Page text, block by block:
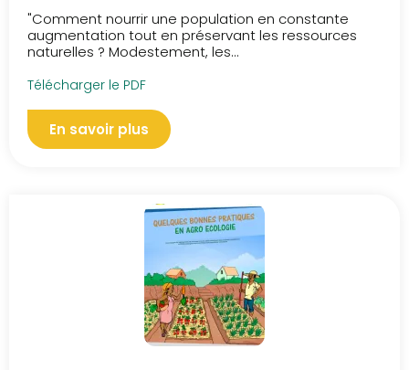
"Comment nourrir une population en constante
augmentation tout en préservant les ressources
naturelles ? Modestement, les...
Télécharger le PDF
En savoir plus